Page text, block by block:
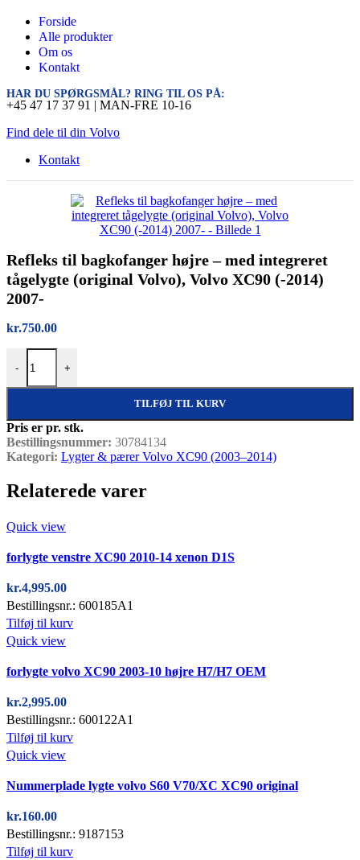
Forside
Alle produkter
Om os
Kontakt
HAR DU SPØRGSMÅL? RING TIL OS PÅ:
+45 47 17 37 91 | MAN-FRE 10-16
Find dele til din Volvo
Kontakt
Refleks til bagkofanger højre – med integreret
tågelygte (original Volvo), Volvo XC90 (-2014)
2007-
kr.750.00
-
Refleks til bagkofanger højre – med integreret tågelygte (original
+
TILFØJ TIL KURV
Pris er pr. stk.
Bestillingsnummer: 30784134
Kategori: Lygter & pærer Volvo XC90 (2003–2014)
Relaterede varer
Quick view
forlygte venstre XC90 2010-14 xenon D1S
kr.4,995.00
Bestillingsnr.: 600185A1
Tilføj til kurv
Quick view
forlygte volvo XC90 2003-10 højre H7/H7 OEM
kr.2,995.00
Bestillingsnr.: 600122A1
Tilføj til kurv
Quick view
Nummerplade lygte volvo S60 V70/XC XC90 original
kr.160.00
Bestillingsnr.: 9187153
Tilføj til kurv